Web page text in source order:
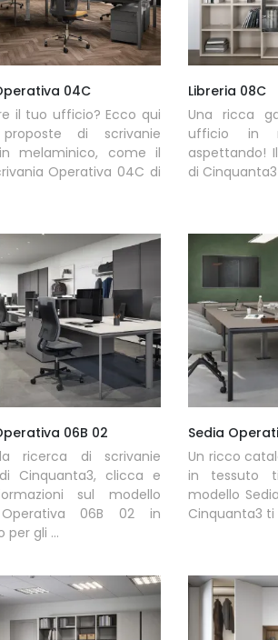
04C
il tuo ufficio? Ecco qui
di scrivanie
melaminico, come il
Operativa 04C di
Libreria 08C
Una ricca
ufficio in
aspettando!
di
06B 02
ricerca di scrivanie
Cinquanta3, clicca e
sul modello
Operativa 06B 02 in
per gli ...
Sedia
Un ricco
in tessuto
modello
Cinquanta3